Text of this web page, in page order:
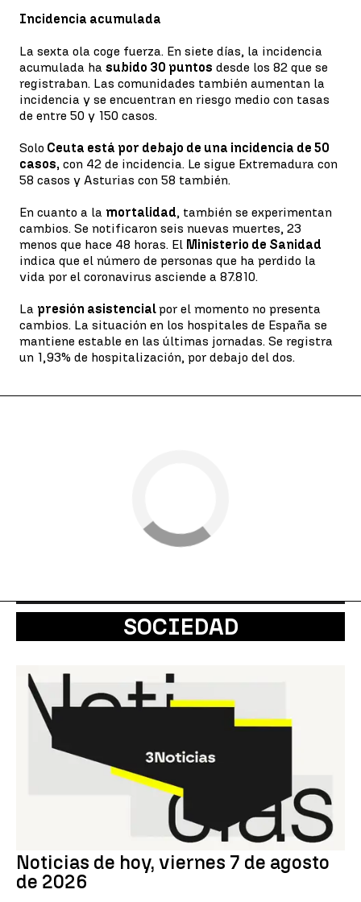
Incidencia acumulada
La sexta ola coge fuerza. En siete días, la incidencia
acumulada ha subido 30 puntos desde los 82 que se
registraban. Las comunidades también aumentan la
incidencia y se encuentran en riesgo medio con tasas
de entre 50 y 150 casos.
Solo Ceuta está por debajo de una incidencia de 50
casos, con 42 de incidencia. Le sigue Extremadura con
58 casos y Asturias con 58 también.
En cuanto a la mortalidad, también se experimentan
cambios. Se notificaron seis nuevas muertes, 23
menos que hace 48 horas. El Ministerio de Sanidad
indica que el número de personas que ha perdido la
vida por el coronavirus asciende a 87.810.
La presión asistencialpor el momento no presenta
cambios. La situación en los hospitales de España se
mantiene estable en las últimas jornadas. Se registra
un 1,93% de hospitalización, por debajo del dos.
SOCIEDAD
Noticias de hoy, viernes 7 de agosto
de 2026